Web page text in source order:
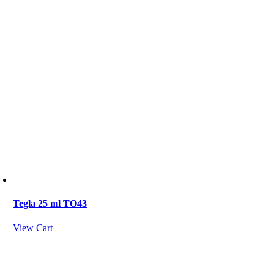
Tegla 25 ml TO43
View Cart